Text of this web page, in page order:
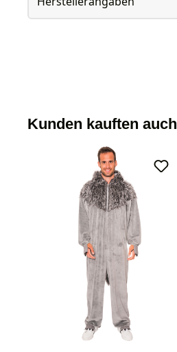
Kunden kauften auch